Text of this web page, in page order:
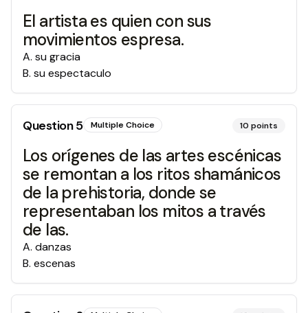
El artista es quien con sus
movimientos espresa.
A. su gracia
B. su espectaculo
Question5 Multiple Choice 10 points
Los orígenes de las artes escénicas
se remontan a los ritos shamánicos
de la prehistoria, donde se
representaban los mitos a través
de las.
A. danzas
B. escenas